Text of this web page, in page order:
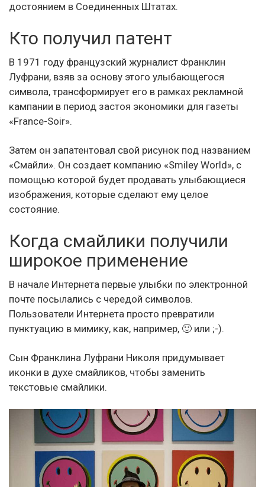
достоянием в Соединенных Штатах.
Кто получил патент
В 1971 году французский журналист Франклин
Луфрани, взяв за основу этого улыбающегося
символа, трансформирует его в рамках рекламной
кампании в период застоя экономики для газеты
«France-Soir».
Затем он запатентовал свой рисунок под названием
«Смайли». Он создает компанию «Smiley World», с
помощью которой будет продавать улыбающиеся
изображения, которые сделают ему целое
состояние.
Когда смайлики получили
широкое применение
В начале Интернета первые улыбки по электронной
почте посылались с чередой символов.
Пользователи Интернета просто превратили
пунктуацию в мимику, как, например, 🙂 или ;-).
Сын Франклина Луфрани Николя придумывает
иконки в духе смайликов, чтобы заменить
текстовые смайлики.